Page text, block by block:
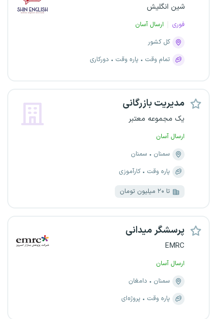
شین انگلیش
فوری
ارسال آسان
کل کشور
تمام وقت
پاره وقت دورکاری
مدیریت بازرگانی
یک مجموعه معتبر
ارسال آسان
سمنان
سمنان
پاره وقت
کارآموزی
تا ۲۰ میلیون تومان
پرسشگر میدانی
EMRC
ارسال آسان
سمنان
دامغان
پاره وقت
پروژه‌ای